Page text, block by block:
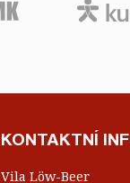
KONTAKTNÍ
Vila Löw-Beer